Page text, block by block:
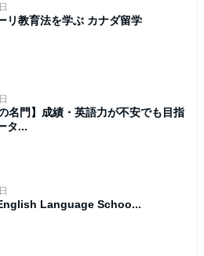
リ教育法を学ぶ カナダ留学
名門】成績・英語力が不安でも目指
タ...
Language Schoo...